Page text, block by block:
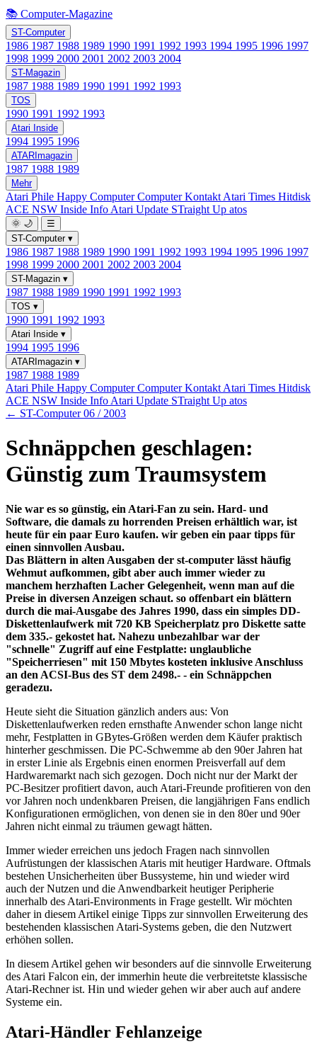
📚 Computer-Magazine
ST-Computer
1986 1987 1988 1989 1990 1991 1992 1993 1994 1995 1996 1997
1998 1999 2000 2001 2002 2003 2004
ST-Magazin
1987 1988 1989 1990 1991 1992 1993
TOS
1990 1991 1992 1993
Atari Inside
1994 1995 1996
ATARImagazin
1987 1988 1989
Mehr
Atari Phile Happy ComputerComputer Kontakt Atari Times Hitdisk
ACE NSW Inside Info Atari Update STraight Up atos
🌞 🌙
☰
ST-Computer ▾
1986 1987 1988 1989 1990 1991 1992 1993 1994 1995 1996 1997
1998 1999 2000 2001 2002 2003 2004
ST-Magazin ▾
1987 1988 1989 1990 1991 1992 1993
TOS ▾
1990 1991 1992 1993
Atari Inside ▾
1994 1995 1996
ATARImagazin ▾
1987 1988 1989
Atari Phile Happy ComputerComputer Kontakt Atari Times Hitdisk
ACE NSW Inside Info Atari Update STraight Up atos
← ST-Computer 06 / 2003
Schnäppchen geschlagen:
Günstig zum Traumsystem
Nie war es so günstig, ein Atari-Fan zu sein. Hard- und
Software, die damals zu horrenden Preisen erhältlich war, ist
heute für ein paar Euro kaufen. wir geben ein paar tipps für
einen sinnvollen Ausbau.
Das Blättern in alten Ausgaben der st-computer lässt häufig
Wehmut aufkommen, gibt aber auch immer wieder zu
manchem herzhaften Lacher Gelegenheit, wenn man auf die
Preise in diversen Anzeigen schaut. so offenbart ein blättern
durch die mai-Ausgabe des Jahres 1990, dass ein simples DD-
Diskettenlaufwerk mit 720 KB Speicherplatz pro Diskette satte
dem 335.- gekostet hat. Nahezu unbezahlbar war der
"schnelle" Zugriff auf eine Festplatte: unglaubliche
"Speicherriesen" mit 150 Mbytes kosteten inklusive Anschluss
an den ACSI-Bus des ST dem 2498.- - ein Schnäppchen
geradezu.
Heute sieht die Situation gänzlich anders aus: Von
Diskettenlaufwerken reden ernsthafte Anwender schon lange nicht
mehr, Festplatten in GBytes-Größen werden dem Käufer praktisch
hinterher geschmissen. Die PC-Schwemme ab den 90er Jahren hat
in erster Linie als Ergebnis einen enormen Preisverfall auf dem
Hardwaremarkt nach sich gezogen. Doch nicht nur der Markt der
PC-Besitzer profitiert davon, auch Atari-Freunde profitieren von den
vor Jahren noch undenkbaren Preisen, die langjährigen Fans endlich
Konfigurationen ermöglichen, von denen sie in den 80er und 90er
Jahren nicht einmal zu träumen gewagt hätten.
Immer wieder erreichen uns jedoch Fragen nach sinnvollen
Aufrüstungen der klassischen Ataris mit heutiger Hardware. Oftmals
bestehen Unsicherheiten über Bussysteme, hin und wieder wird
auch der Nutzen und die Anwendbarkeit heutiger Peripherie
innerhalb des Atari-Environments in Frage gestellt. Wir möchten
daher in diesem Artikel einige Tipps zur sinnvollen Erweiterung des
bestehenden klassischen Atari-Systems geben, die den Nutzwert
erhöhen sollen.
In diesem Artikel gehen wir besonders auf die sinnvolle Erweiterung
des Atari Falcon ein, der immerhin heute die verbreitetste klassische
Atari-Rechner ist. Hin und wieder gehen wir aber auch auf andere
Systeme ein.
Atari-Händler Fehlanzeige